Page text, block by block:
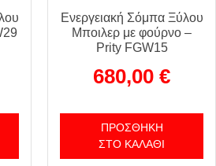
Ενεργειακή Σόμπα Ξύλου
Μποιλερ με φούρνο –
Prity FGW15
680,00 €
ΠΡΟΣΘΉΚΗ
ΣΤΟ ΚΑΛΆΘΙ